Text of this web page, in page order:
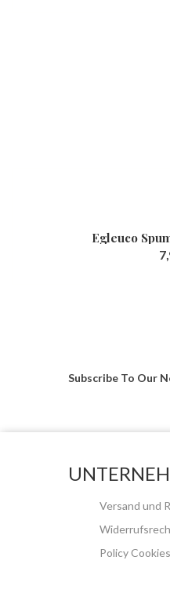
Egleuco
Subscribe To Our
Versand und
Policy Cookies